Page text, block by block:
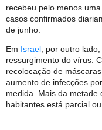
recebeu pelo menos
casos confirmados
de junho.
Em Israel , por outro
ressurgimento do vírus.
recolocação de
aumento de infecções
medida. Mais da metade
habitantes está parcial ou